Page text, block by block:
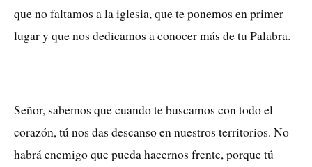
que no faltamos a la iglesia, que te ponemos en primer
lugar y que nos dedicamos a conocer más de tu Palabra.
Señor, sabemos que cuando te buscamos con todo el
corazón, tú nos das descanso en nuestros territorios. No
habrá enemigo que pueda hacernos frente, porque tú